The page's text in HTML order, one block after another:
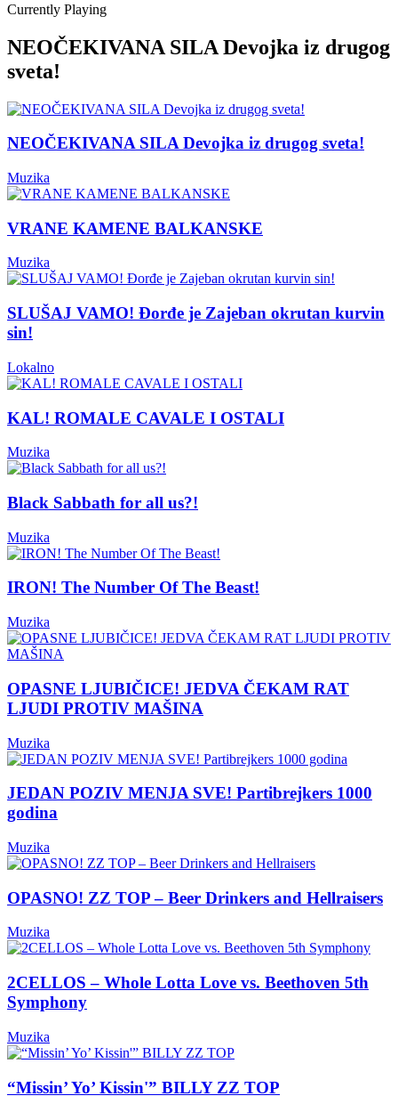
Currently Playing
NEOČEKIVANA SILA Devojka iz drugog
sveta!
NEOČEKIVANA SILA Devojka iz drugog sveta!
Muzika
VRANE KAMENE BALKANSKE
Muzika
SLUŠAJ VAMO! Đorđe je Zajeban okrutan kurvin
sin!
Lokalno
KAL! ROMALE CAVALE I OSTALI
Muzika
Black Sabbath for all us?!
Muzika
IRON! The Number Of The Beast!
Muzika
OPASNE LJUBIČICE! JEDVA ČEKAM RAT
LJUDI PROTIV MAŠINA
Muzika
JEDAN POZIV MENJA SVE! Partibrejkers 1000
godina
Muzika
OPASNO! ZZ TOP – Beer Drinkers and Hellraisers
Muzika
2CELLOS – Whole Lotta Love vs. Beethoven 5th
Symphony
Muzika
“Missin’ Yo’ Kissin'” BILLY ZZ TOP